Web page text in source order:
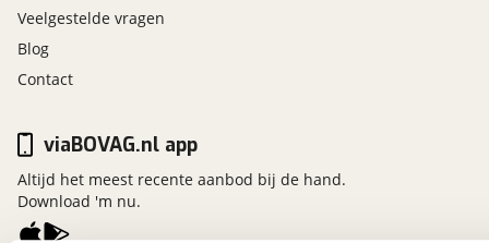
Veelgestelde vragen
Blog
Contact
viaBOVAG.nl app
Altijd het meest recente aanbod bij de hand.
Download 'm nu.